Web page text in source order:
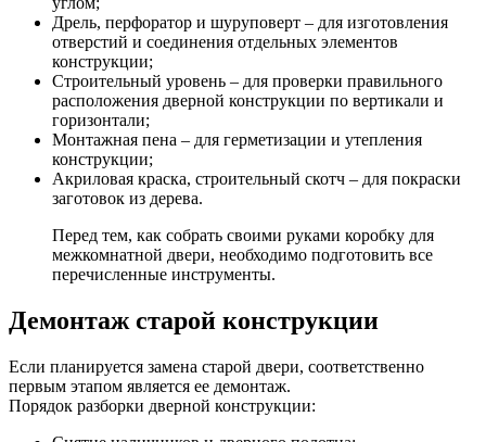
Дрель, перфоратор и шуруповерт – для изготовления
отверстий и соединения отдельных элементов
конструкции;
Строительный уровень – для проверки правильного
расположения дверной конструкции по вертикали и
горизонтали;
Монтажная пена – для герметизации и утепления
конструкции;
Акриловая краска, строительный скотч – для покраски
заготовок из дерева.
Перед тем, как собрать своими руками коробку для
межкомнатной двери, необходимо подготовить все
перечисленные инструменты.
Демонтаж старой конструкции
Если планируется замена старой двери, соответственно
первым этапом является ее демонтаж.
Порядок разборки дверной конструкции: